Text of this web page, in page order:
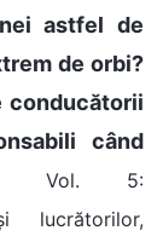
astfel de
de orbi?
conducătorii
când
Vol. 5:
lucrătorilor,